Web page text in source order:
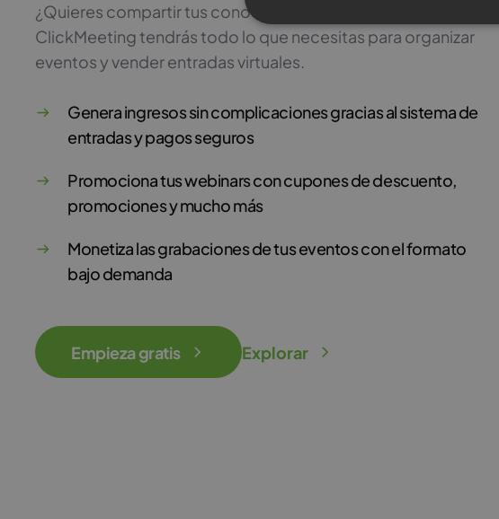
¿Quieres compartir tus conocimientos y monetizarlos? Con
ClickMeeting tendrás todo lo que necesitas para organizar
eventos y vender entradas virtuales.
Genera ingresos sin complicaciones gracias al sistema de
entradas y pagos seguros
Promociona tus webinars con cupones de descuento,
promociones y mucho más
Monetiza las grabaciones de tus eventos con el formato
bajo demanda
Empieza gratis Explorar